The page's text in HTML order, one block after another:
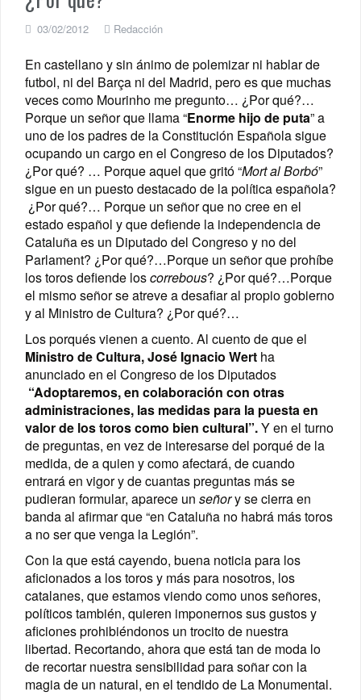
03/02/2012 Redacción
En castellano y sin ánimo de polemizar ni hablar de
futbol, ni del Barça ni del Madrid, pero es que muchas
veces como Mourinho me pregunto… ¿Por qué?…
Porque un señor que llama “Enorme hijo de puta” a
uno de los padres de la Constitución Española sigue
ocupando un cargo en el Congreso de los Diputados?
¿Por qué? … Porque aquel que gritó “Mort al Borbó”
sigue en un puesto destacado de la política española?
¿Por qué?… Porque un señor que no cree en el
estado español y que defiende la independencia de
Cataluña es un Diputado del Congreso y no del
Parlament? ¿Por qué?…Porque un señor que prohíbe
los toros defiende loscorrebous? ¿Por qué?…Porque
el mismo señor se atreve a desafiar al propio gobierno
y al Ministro de Cultura? ¿Por qué?…
Los porqués vienen a cuento. Al cuento de que el
Ministro de Cultura, José Ignacio Wert ha
anunciado en el Congreso de los Diputados
“Adoptaremos, en colaboración con otras
administraciones, las medidas para la puesta en
valor de los toros como bien cultural”.Y en el turno
de preguntas, en vez de interesarse del porqué de la
medida, de a quien y como afectará, de cuando
entrará en vigor y de cuantas preguntas más se
pudieran formular, aparece un señory se cierra en
banda al afirmar que “en Cataluña no habrá más toros
a no ser que venga la Legión”.
Con la que está cayendo, buena noticia para los
aficionados a los toros y más para nosotros, los
catalanes, que estamos viendo como unos señores,
políticos también, quieren imponernos sus gustos y
aficiones prohibiéndonos un trocito de nuestra
libertad. Recortando, ahora que está tan de moda lo
de recortar nuestra sensibilidad para soñar con la
magia de un natural, en el tendido de La Monumental.